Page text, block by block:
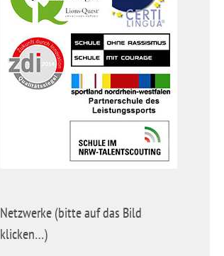
Netzwerke (bitte auf das Bild
klicken…)